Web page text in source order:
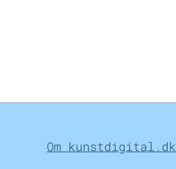
Om kunstdigital.dk